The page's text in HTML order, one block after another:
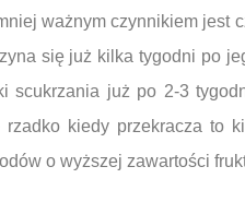
ważnym czynnikiem jest
się już kilka tygodni po
scukrzania już po 2-3
kiedy przekracza to
o wyższej zawartości